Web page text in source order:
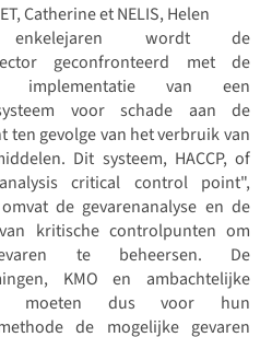
Catherine et NELIS, Helen
enkelejaren wordt de
geconfronteerd met de
implementatie van een
voor schade aan de
ten gevolge van het verbruik van
Dit systeem, HACCP, of
critical control point",
de gevarenanalyse en de
kritische controlpunten om
te beheersen. De
KMO en ambachtelijke
moeten dus voor hun
de mogelijke gevaren